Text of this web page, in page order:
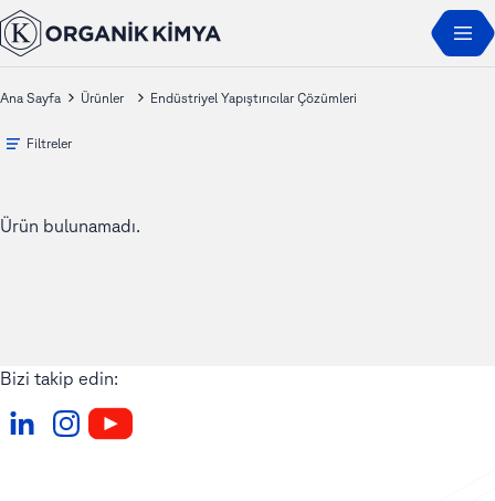
Ana Sayfa Ürünler Endüstriyel Yapıştırıcılar Çözümleri
Filtreler
Ürün bulunamadı.
Bizi takip edin: